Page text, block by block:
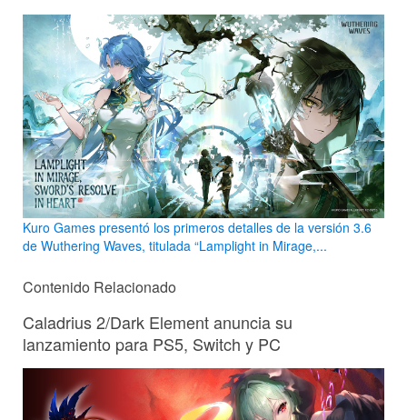
Kuro Games presentó los primeros detalles de la versión 3.6
de Wuthering Waves, titulada “Lamplight in Mirage,...
Contenido Relacionado
Caladrius 2/Dark Element anuncia su
lanzamiento para PS5, Switch y PC